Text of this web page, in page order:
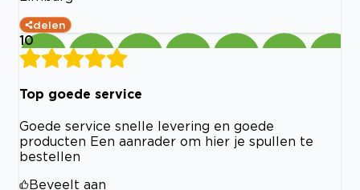
delen
10
Top goede service
Goede service snelle levering en goede
producten Een aanrader om hier je spullen te
bestellen
Beveelt aan